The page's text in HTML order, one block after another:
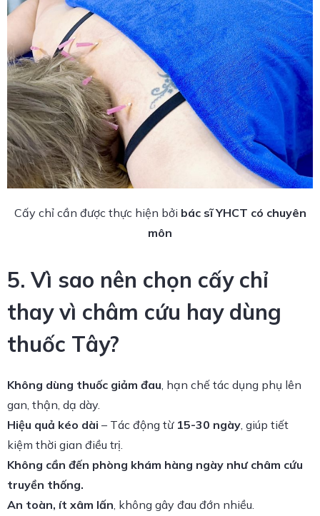
Cấy chỉ cần được thực hiện bởi bác sĩ YHCT có chuyên
môn
5. Vì sao nên chọn cấy chỉ
thay vì châm cứu hay dùng
thuốc Tây?
Không dùng thuốc giảm đau, hạn chế tác dụng phụ lên
gan, thận, dạ dày.
Hiệu quả kéo dài – Tác động từ 15-30 ngày, giúp tiết
kiệm thời gian điều trị.
Không cần đến phòng khám hàng ngày như châm cứu
truyền thống.
An toàn, ít xâm lấn, không gây đau đớn nhiều.